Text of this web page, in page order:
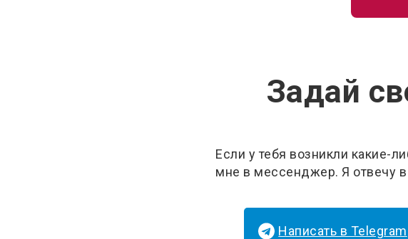
Задай
Если у тебя возникли какие-
мне в мессенджер. Я отвечу
Написать в Telegram